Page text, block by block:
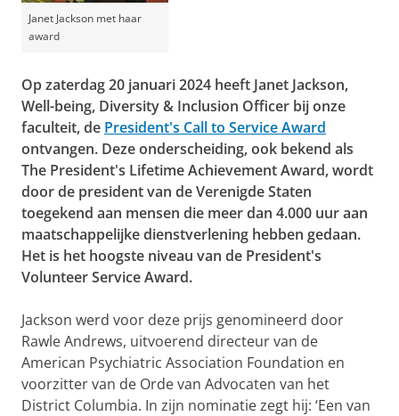
Janet Jackson met haar
award
Op zaterdag 20 januari 2024 heeft Janet Jackson,
Well-being, Diversity & Inclusion Officer bij onze
faculteit, de President's Call to Service Award
ontvangen. Deze onderscheiding, ook bekend als
The President's Lifetime Achievement Award, wordt
door de president van de Verenigde Staten
toegekend aan mensen die meer dan 4.000 uur aan
maatschappelijke dienstverlening hebben gedaan.
Het is het hoogste niveau van de President's
Volunteer Service Award.
Jackson werd voor deze prijs genomineerd door
Rawle Andrews, uitvoerend directeur van de
American Psychiatric Association Foundation en
voorzitter van de Orde van Advocaten van het
District Columbia. In zijn nominatie zegt hij: ‘Een van